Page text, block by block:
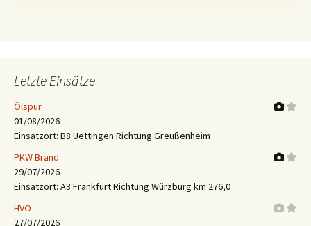
Letzte Einsätze
Ölspur
01/08/2026
Einsatzort: B8 Uettingen Richtung Greußenheim
PKW Brand
29/07/2026
Einsatzort: A3 Frankfurt Richtung Würzburg km 276,0
HVO
27/07/2026